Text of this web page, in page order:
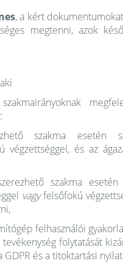
, a kért
megtenni, azok
szakma esetén
és az
szakma
vagyfelsőfokú
felhasználói
folytatását
és a titoktartási